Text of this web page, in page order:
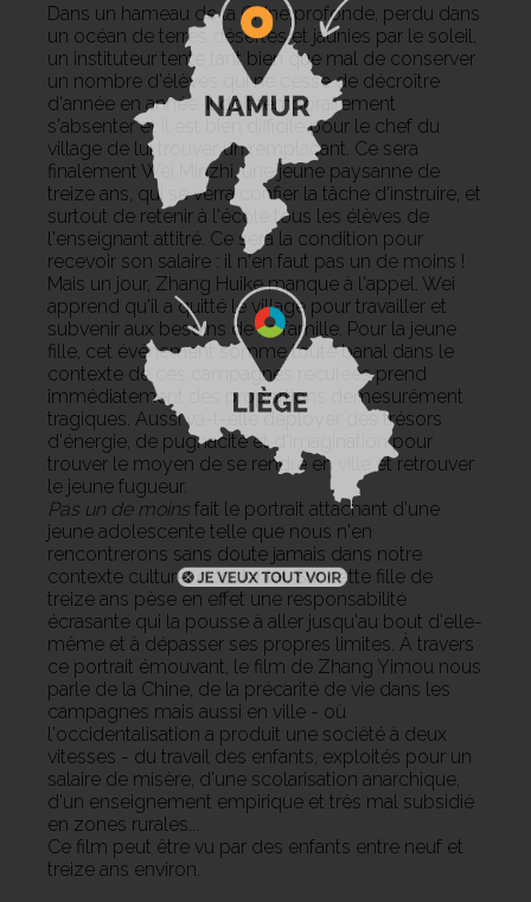
Dans un hameau de la Chine profonde, perdu dans
un océan de terres désertes et jaunies par le soleil,
un instituteur tente tant bien que mal de conserver
un nombre d'élèves qui ne cesse de décroître
d'année en année. Il doit temporairement
s'absenter et il est bien difficile pour le chef du
village de lui trouver un remplaçant. Ce sera
finalement Wei Minzhi, une jeune paysanne de
treize ans, qui se verra confier la tâche d'instruire, et
surtout de retenir à l'école tous les élèves de
l'enseignant attitré. Ce sera la condition pour
recevoir son salaire : il n'en faut pas un de moins !
Mais un jour, Zhang Huike manque à l'appel. Wei
apprend qu'il a quitté le village pour travailler et
subvenir aux besoins de sa famille. Pour la jeune
fille, cet événement somme toute banal dans le
contexte de ces campagnes reculées prend
immédiatement des proportions démesurément
tragiques. Aussi va-t-elle déployer des trésors
d'énergie, de pugnacité et d'imagination pour
trouver le moyen de se rendre en ville et retrouver
le jeune fugueur.
Pas un de moinsfait le portrait attachant d'une
jeune adolescente telle que nous n'en
rencontrerons sans doute jamais dans notre
contexte culturel occidental. Sur cette fille de
treize ans pèse en effet une responsabilité
écrasante qui la pousse à aller jusqu'au bout d'elle-
même et à dépasser ses propres limites. À travers
ce portrait émouvant, le film de Zhang Yimou nous
parle de la Chine, de la précarité de vie dans les
campagnes mais aussi en ville - où
l'occidentalisation a produit une société à deux
vitesses - du travail des enfants, exploités pour un
salaire de misère, d'une scolarisation anarchique,
d'un enseignement empirique et très mal subsidié
en zones rurales...
Ce film peut être vu par des enfants entre neuf et
treize ans environ.